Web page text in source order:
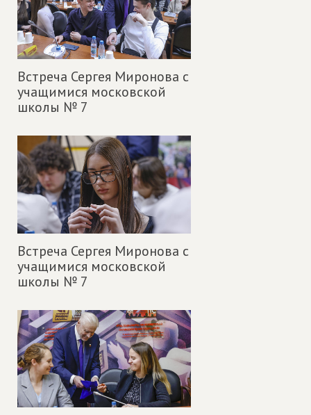
Встреча Сергея Миронова с
учащимися московской
школы № 7
Встреча Сергея Миронова с
учащимися московской
школы № 7